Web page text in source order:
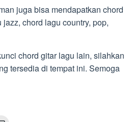
juga bisa mendapatkan chord
chord lagu country, pop,
chord gitar lagu lain, silahkan
tersedia di tempat ini. Semoga